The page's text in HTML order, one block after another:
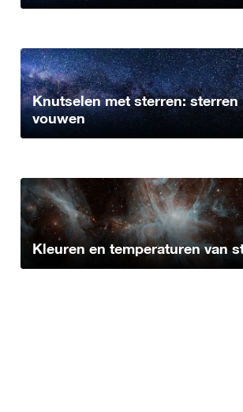
Knutselen met sterren: sterren
vouwen
Kleuren en temperaturen van